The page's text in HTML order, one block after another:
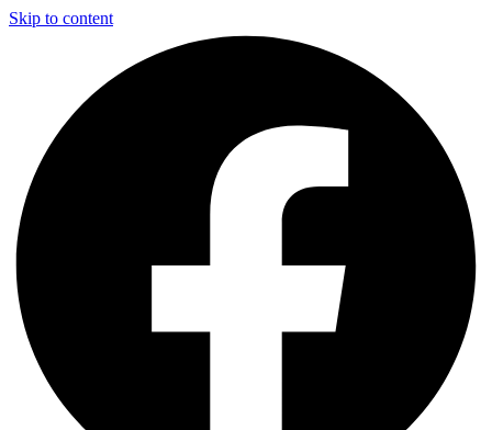
Skip to content